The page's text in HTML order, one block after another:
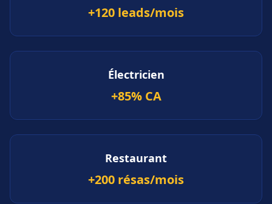
+120 leads/mois
Électricien
+85% CA
Restaurant
+200 résas/mois